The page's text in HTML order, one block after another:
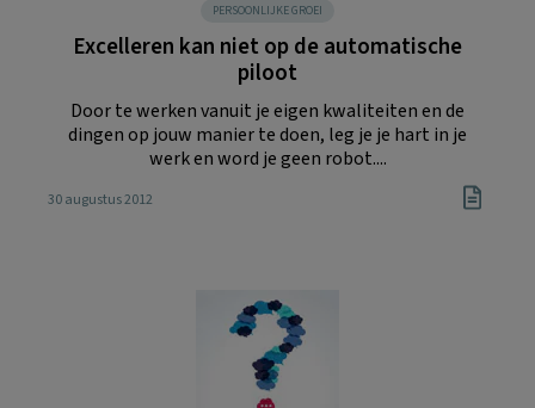
PERSOONLIJKE GROEI
Excelleren kan niet op de automatische
piloot
Door te werken vanuit je eigen kwaliteiten en de
dingen op jouw manier te doen, leg je je hart in je
werk en word je geen robot....
30 augustus 2012